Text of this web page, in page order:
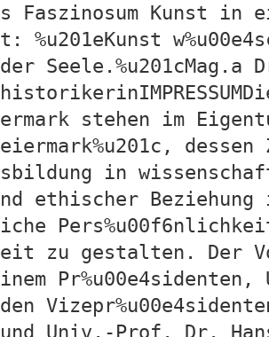
s Faszinosum Kunst in
t: %u201eKunst
der
ermark stehen im
eiermark%u201c,
sbildung in
nd ethischer
iche
eit zu gestalten. Der
inem
den
und Univ.-Prof. Dr.